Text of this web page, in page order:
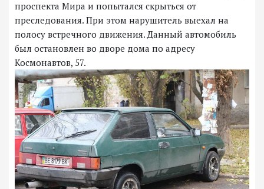
проспекта Мира и попытался скрыться от
преследования. При этом нарушитель выехал на
полосу встречного движения. Данный автомобиль
был остановлен во дворе дома по адресу
Космонавтов, 57.